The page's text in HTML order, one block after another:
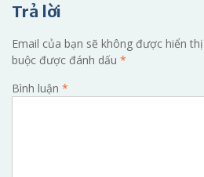
Trả lời
Email của bạn sẽ không được hiển
buộc được đánh dấu *
Bình luận *